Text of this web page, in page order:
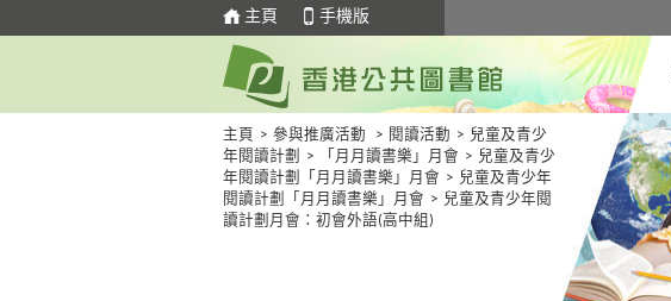
主頁 手機版
主頁 > 參與推廣活動 > 閱讀活動 > 兒童及青少
年閱讀計劃
> 「月月讀書樂」月會 > 兒童及青少
年閱讀計劃「月月讀書樂」月會 > 兒童及青少年
閱讀計劃「月月讀書樂」月會 > 兒童及青少年閱
讀計劃月會：初會外語(高中組)